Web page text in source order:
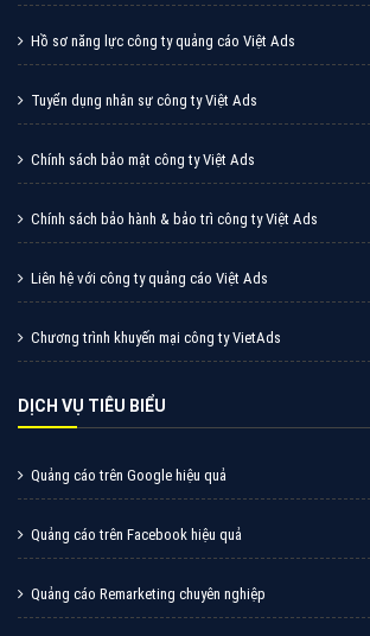
Hồ sơ năng lực công ty quảng cáo Việt Ads
Tuyển dụng nhân sự công ty Việt Ads
Chính sách bảo mật công ty Việt Ads
Chính sách bảo hành & bảo trì công ty Việt Ads
Liên hệ với công ty quảng cáo Việt Ads
Chương trình khuyến mại công ty VietAds
DỊCH VỤ TIÊU BIỂU
Quảng cáo trên Google hiệu quả
Quảng cáo trên Facebook hiệu quả
Quảng cáo Remarketing chuyên nghiệp